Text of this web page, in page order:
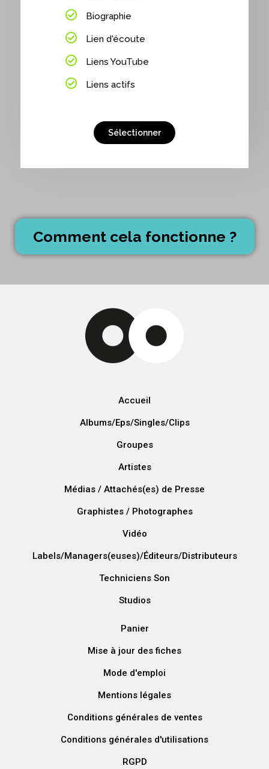
Biographie
Lien d'écoute
Liens YouTube
Liens actifs
Sélectionner
Comment cela fonctionne ?
Accueil
Albums/Eps/Singles/Clips
Groupes
Artistes
Médias / Attachés(es) de Presse
Graphistes / Photographes
Vidéo
Labels/Managers(euses)/Éditeurs/Distributeurs
Techniciens Son
Studios
Panier
Mise à jour des fiches
Mode d'emploi
Mentions légales
Conditions générales de ventes
Conditions générales d'utilisations
RGPD